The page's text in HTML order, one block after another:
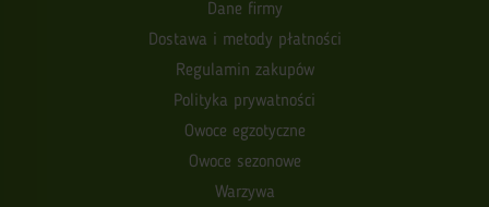
Dane firmy
Dostawa i metody płatności
Regulamin zakupów
Polityka prywatności
Owoce egzotyczne
Owoce sezonowe
Warzywa